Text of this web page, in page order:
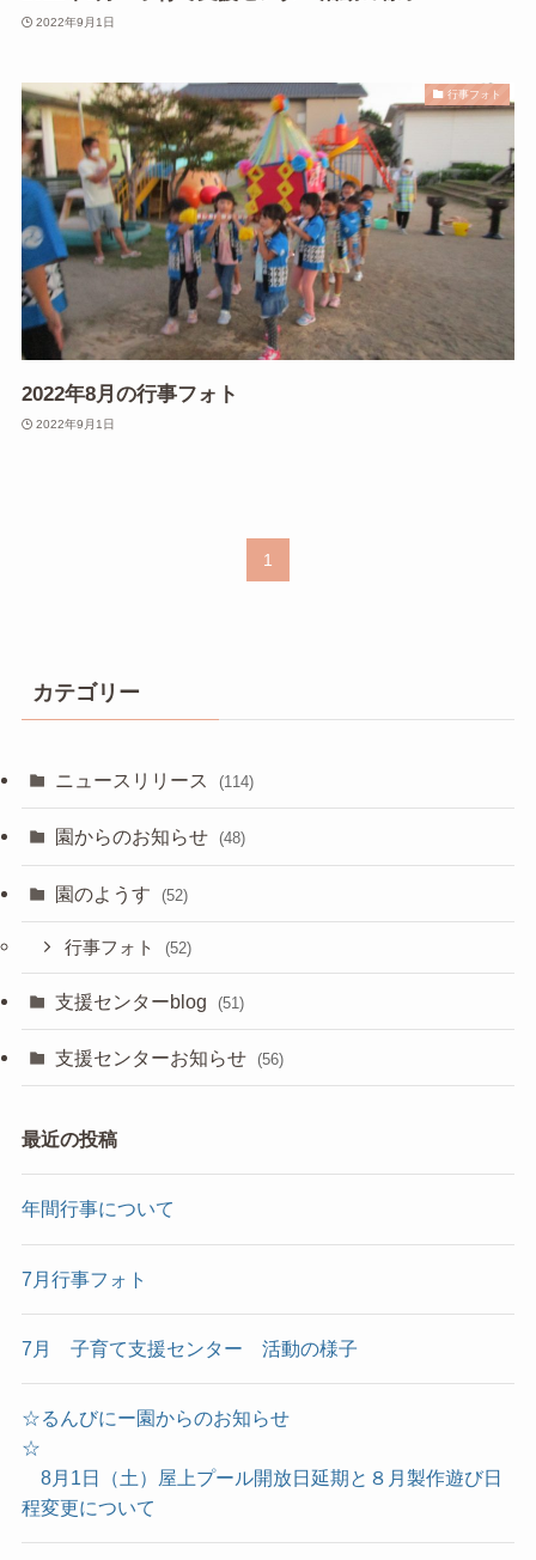
2022年9月1日
行事フォト
2022年8月の行事フォト
2022年9月1日
1
カテゴリー
ニュースリリース (114)
園からのお知らせ (48)
園のようす (52)
行事フォト (52)
支援センターblog (51)
支援センターお知らせ (56)
最近の投稿
年間行事について
7月行事フォト
7月 子育て支援センター 活動の様子
☆るんびにー園からのお知らせ
☆
8月1日（土）屋上プール開放日延期と８月製作遊び日
程変更について